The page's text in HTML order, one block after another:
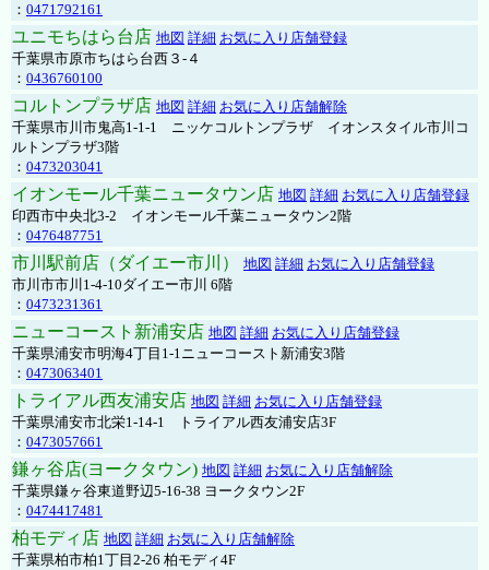
： 0471792161
ユニモちはら台店 地図 詳細 お気に入り店舗登録
千葉県市原市ちはら台西３-４
： 0436760100
コルトンプラザ店 地図 詳細 お気に入り店舗解除
千葉県市川市鬼高1-1-1 ニッケコルトンプラザ イオンスタイル市川コ
ルトンプラザ3階
： 0473203041
イオンモール千葉ニュータウン店 地図 詳細 お気に入り店舗登録
印西市中央北3-2 イオンモール千葉ニュータウン2階
： 0476487751
市川駅前店（ダイエー市川） 地図 詳細 お気に入り店舗登録
市川市市川1-4-10ダイエー市川 6階
： 0473231361
ニューコースト新浦安店 地図 詳細 お気に入り店舗登録
千葉県浦安市明海4丁目1-1ニューコースト新浦安3階
： 0473063401
トライアル西友浦安店 地図 詳細 お気に入り店舗登録
千葉県浦安市北栄1-14-1 トライアル西友浦安店3F
： 0473057661
鎌ヶ谷店(ヨークタウン) 地図 詳細 お気に入り店舗解除
千葉県鎌ヶ谷東道野辺5-16-38 ヨークタウン2F
： 0474417481
柏モディ店 地図 詳細 お気に入り店舗解除
千葉県柏市柏1丁目2-26 柏モディ4F